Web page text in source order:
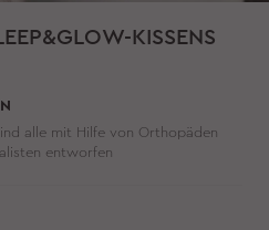
KISSENS
alle mit Hilfe von Orthopäden
entworfen